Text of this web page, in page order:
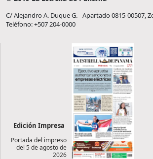
C/ Alejandro A. Duque G. - Apartado 0815-00507,
Teléfono: +507 204-0000
Edición Impresa
Portada del impreso
del 5 de agosto de
2026